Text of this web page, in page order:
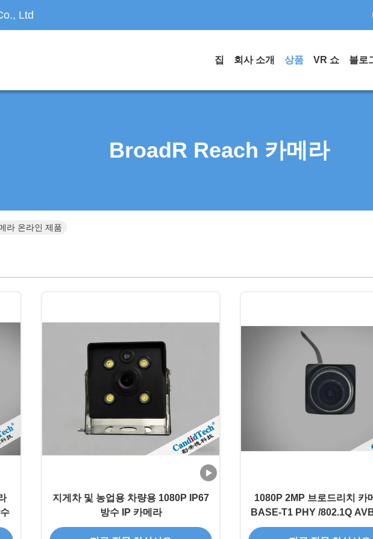
Ltd
집 회사 소개 상품 VR 쇼 블로
BroadR Reach 카메라
라 온라인 제품
지게차 및 농업용 차량용 1080P IP67
방수 IP 카메라
1080P 2MP 브로드리치 카
BASE-T1 PHY /802.1Q
로토콜 OEM 품질 등